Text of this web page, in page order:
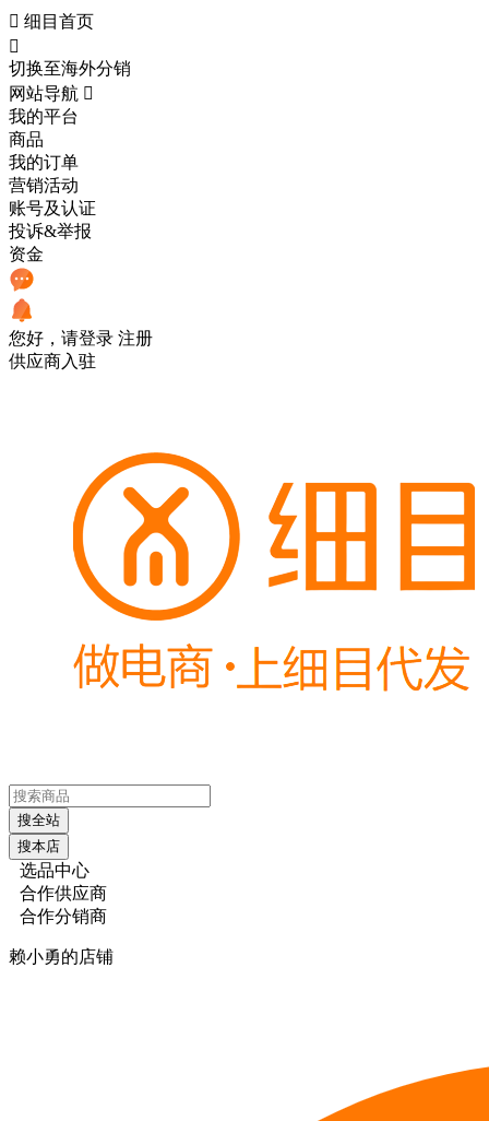
 细目首页

切换至海外分销
网站导航 
我的平台
商品
我的订单
营销活动
账号及认证
投诉&举报
资金
您好，请登录 注册
供应商入驻
搜全站
搜本店
选品中心
合作供应商
合作分销商
赖小勇的店铺